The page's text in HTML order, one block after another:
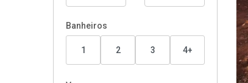
Banheiros
1 2 3 4+